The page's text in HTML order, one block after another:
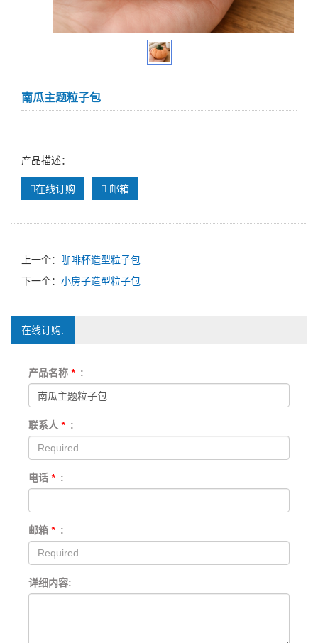
南瓜主题粒子包
产品描述：
在线订购 邮箱
上一个： 咖啡杯造型粒子包
下一个： 小房子造型粒子包
在线订购:
产品名称 * :
联系人 * :
电话 * :
邮箱 * :
详细内容: